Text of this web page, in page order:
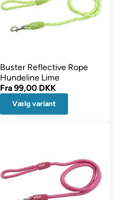
Buster Reflective Rope
Hundeline Lime
Fra99,00 DKK
Vælg variant